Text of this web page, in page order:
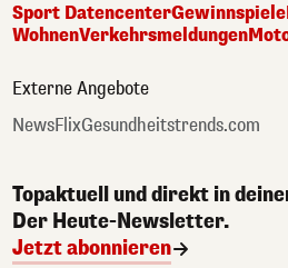
Sport DatencenterGewinnspiele
WohnenVerkehrsmeldungen
Externe Angebote
NewsFlixGesundheitstrends.com
Topaktuell und direkt in
Der Heute-Newsletter.
Jetzt abonnieren